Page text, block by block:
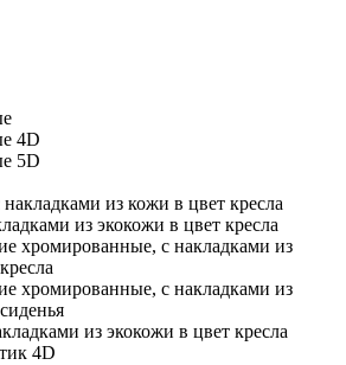
4D
5D
из кожи в цвет кресла
из экокожи в цвет кресла
хромированные, с накладками из
хромированные, с накладками из
из экокожи в цвет кресла
4D